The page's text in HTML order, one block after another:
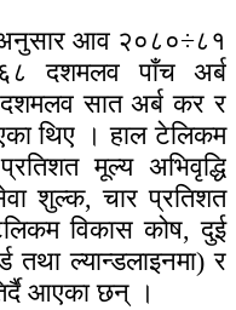
अनुसार आव २०८०÷८१
दशमलव पाँच अर्ब
सात अर्ब कर र
थिए । हाल टेलिकम
मूल्य अभिवृद्धि
शुल्क, चार प्रतिशत
विकास कोष, दुई
तथा ल्यान्डलाइनमा) र
आएका छन् ।